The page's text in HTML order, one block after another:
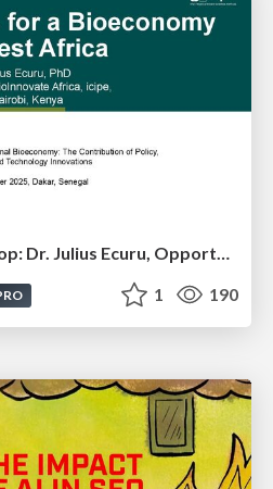
Bioeconomy Workshop: Dr. Julius Ecuru, Opportunities for a Bioeconomy in West Africa
1 190